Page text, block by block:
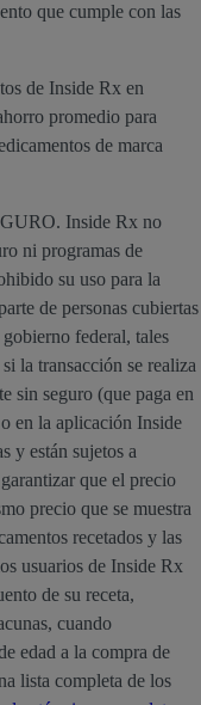
que cumple con las
de Inside Rx en
promedio para
de marca
Inside Rx no
ni programas de
su uso para la
de personas cubiertas
federal, tales
la transacción se realiza
sin seguro (que paga en
en la aplicación Inside
y están sujetos a
que el precio
precio que se muestra
recetados y las
usuarios de Inside Rx
de su receta,
cuando
edad a la compra de
lista completa de los